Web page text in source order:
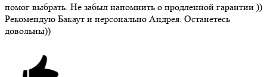
помог выбрать. Не забыл напомнить о продленной гарантии ))
Рекомендую Бакаут и персонально Андрея. Останетесь
довольны))